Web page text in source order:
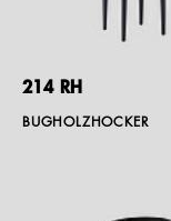
214 RH
BUGHOLZHOCKER